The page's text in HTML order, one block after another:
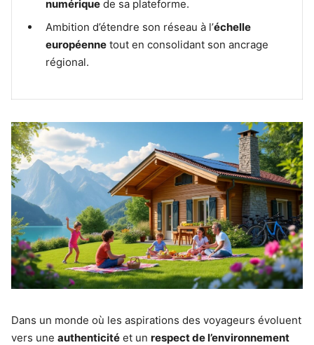
numérique de sa plateforme.
Ambition d’étendre son réseau à l’échelle
européenne tout en consolidant son ancrage
régional.
Dans un monde où les aspirations des voyageurs évoluent
vers une authenticité et un respect de l’environnement